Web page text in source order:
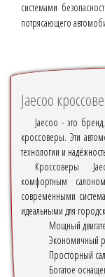
системами
потрясающего
Jaecoo
Jaecoo - это
кроссоверы. Эти
технологии и
Кроссоверы
комфортным
современными
идеальными для
Мощный
Экономичный
Просторный
Богатое